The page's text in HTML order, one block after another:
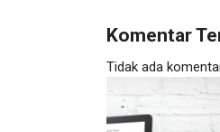
Komentar
Tidak ada